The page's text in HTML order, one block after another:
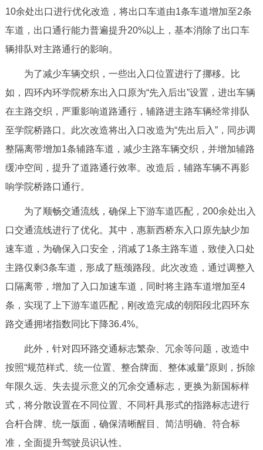
10余处出口进行优化改造，将出口车道由1条车道增加至2条
车道，出口通行能力普遍提升20%以上，基本消除了出口车
辆排队对主路通行的影响。
为了减少车辆交织，一些出入口位置进行了挪移。比
如，四环内环学院桥东出入口原为“先入后出”设置，进出车辆
在主路交织，严重影响道路通行，辅路进主路车辆经常排队
至学院桥路口。此次改造将出入口改造为“先出后入”，同步调
整隔离带增加1条辅路车道，减少主路车辆交织，并增加辅路
缓冲空间，提升了道路通行效率。改造后，辅路车辆不再影
响学院桥路口通行。
为了顺畅交通流线，确保上下游车道匹配，200余处出入
口交通流线进行了优化。其中，惠新西桥东入口原先缺少加
速车道，为确保入口安全，消减了1条主路车道，致使入口处
主路仅剩3条车道，形成了瓶颈路段。此次改造，通过调整入
口隔离带，增加了入口加速车道，同时将主路车道增加至4
条，实现了上下游车道匹配，刚改造完成的朝阳段北四环东
路交通拥堵指数同比下降36.4%。
此外，针对四环路交通标志繁杂、冗余等问题，改造中
按照“规范样式、统一位置、整合牌面、整体减量”原则，拆除
年限久远、失去提示意义的冗余交通标志，更换为新国标样
式，将分散设置在不同位置、不同杆具形式的指路标志进行
合杆合牌、统一版面，确保清晰醒目、简洁明确、符合标
准，全面提升驾驶员识认性。